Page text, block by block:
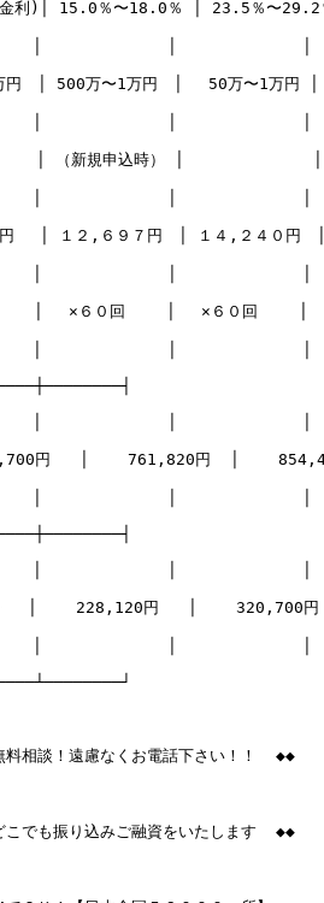
金利)│ 15.0％〜18.0％ │ 23.5％〜
円　│ 500万〜1万円　│　 50万〜1万円 │
　  　│ （新規申込時） │ 　　　 　　　
　 │ １２,６９７円　│ １４,２４０円　
　 │　 ×６０回　　 │　 ×６０回　　 │
円   │    761,820円  │
│    228,120円   │    320,700
相談！遠慮なくお電話下さい！！  ◆◆
でも振り込みご融資をいたします  ◆◆